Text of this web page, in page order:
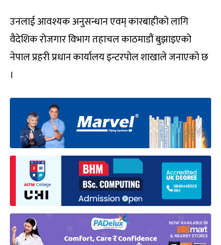
उनलाई आवश्यक अनुसन्धान एवम् कारबाहीको लागि
वैदेशिक रोजगार विभाग तहाचल काठमाडौं बुझाइएको
नेपाल प्रहरी प्रधान कार्यालय इन्टरपोल शाखाले जनाएको छ
।